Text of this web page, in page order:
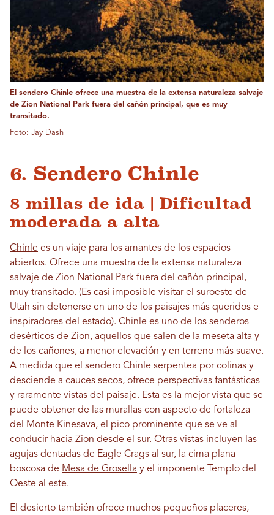
El sendero Chinle ofrece una muestra de la extensa naturaleza salvaje
de Zion National Park fuera del cañón principal, que es muy
transitado.
Foto: Jay Dash
6. Sendero Chinle
8 millas de ida | Dificultad
moderada a alta
Chinle es un viaje para los amantes de los espacios
abiertos. Ofrece una muestra de la extensa naturaleza
salvaje de Zion National Park fuera del cañón principal,
muy transitado. (Es casi imposible visitar el suroeste de
Utah sin detenerse en uno de los paisajes más queridos e
inspiradores del estado). Chinle es uno de los senderos
desérticos de Zion, aquellos que salen de la meseta alta y
de los cañones, a menor elevación y en terreno más suave.
A medida que el sendero Chinle serpentea por colinas y
desciende a cauces secos, ofrece perspectivas fantásticas
y raramente vistas del paisaje. Esta es la mejor vista que se
puede obtener de las murallas con aspecto de fortaleza
del Monte Kinesava, el pico prominente que se ve al
conducir hacia Zion desde el sur. Otras vistas incluyen las
agujas dentadas de Eagle Crags al sur, la cima plana
boscosa de Mesa de Grosella y el imponente Templo del
Oeste al este.
El desierto también ofrece muchos pequeños placeres,